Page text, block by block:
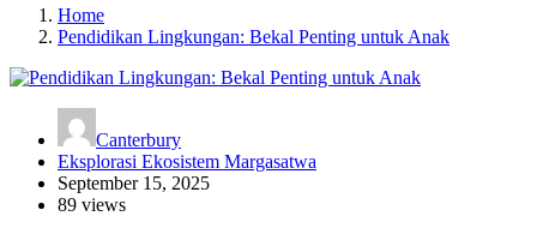
Home
Pendidikan Lingkungan: Bekal Penting untuk Anak
Canterbury
Eksplorasi Ekosistem Margasatwa
September 15, 2025
89 views